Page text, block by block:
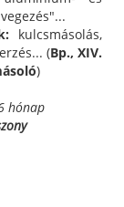
kulcsmásolás,
(Bp., XIV.
)
hónap